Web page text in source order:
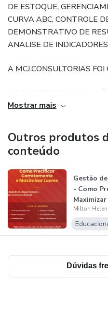
DE ESTOQUE,
CURVA ABC, CONTROLE
DEMONSTRATIVO DE
ANALISE DE
A MCJ.CONSULTORIAS
DA EMPRESA.
PERFORMANCE, O
AS MEDIDAS
SEU NEGOCIO, FAZENDO
EQUIPE POSSA
Mostrar mais
Outros produtos
conteúdo
Gestão
- Como
Dúvidas